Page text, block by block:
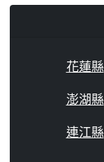
花蓮縣
澎湖縣
連江縣